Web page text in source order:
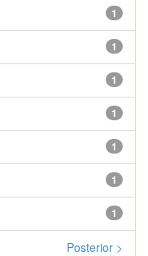
1
1
1
1
1
1
1
Posterior >